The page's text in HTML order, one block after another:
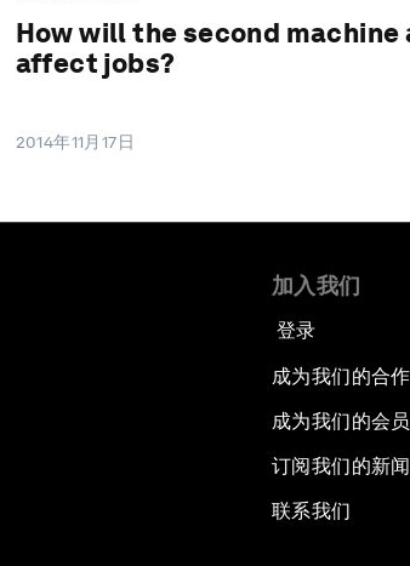
How will the second machine
affect jobs?
2014年11月17日
加入我们
登录
成为我们的合
成为我们的会员
订阅我们的新
联系我们